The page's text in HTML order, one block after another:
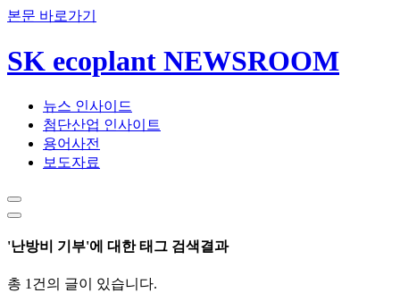
본문 바로가기
SK ecoplant NEWSROOM
뉴스 인사이드
첨단산업 인사이트
용어사전
보도자료
'난방비 기부'에 대한 태그 검색결과
총 1건의 글이 있습니다.